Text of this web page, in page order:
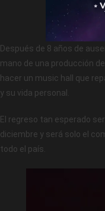
Después de 8 años de
mano de una producción
hacer un music hall que
y su vida personal.
El regreso tan esperado
diciembre y será solo el
todo el país.